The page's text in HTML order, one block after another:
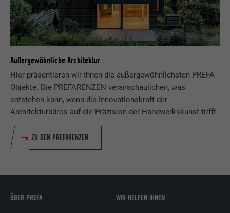
Außergewöhnliche Architektur
Hier präsentieren wir Ihnen die außergewöhnlichsten PREFA
Objekte. Die PREFARENZEN veranschaulichen, was
entstehen kann, wenn die Innovationskraft der
Architekturbüros auf die Präzision der Handwerkskunst trifft.
ZU DEN PREFARENZEN
ÜBER PREFA WIR HELFEN IHNEN